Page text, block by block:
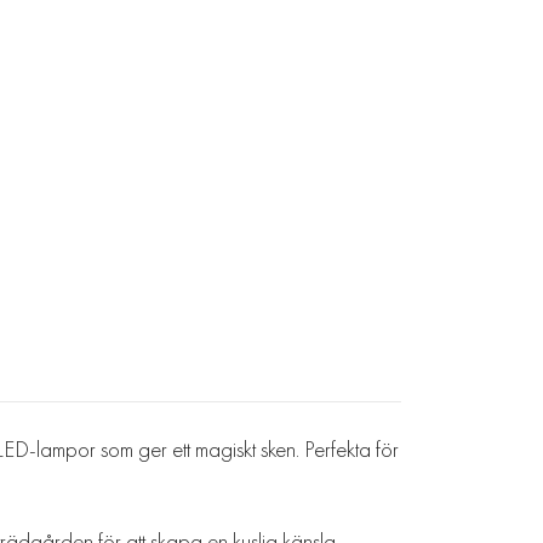
lampor som ger ett magiskt sken. Perfekta för